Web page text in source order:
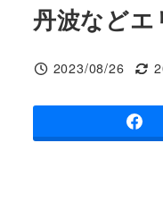
丹波などエ
投稿日
2023/08/26
更